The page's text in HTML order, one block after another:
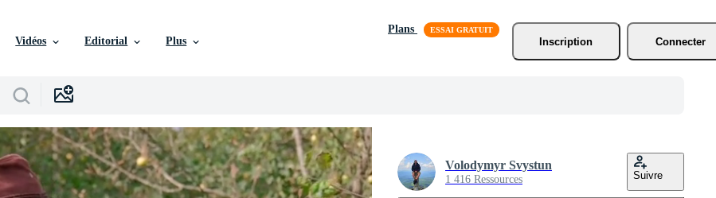
Vidéos Editorial Plus
Plans
Inscription
Connecter
Volodymyr Svystun
1 416 Ressources Suivre